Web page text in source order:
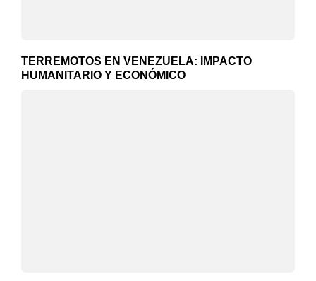
TERREMOTOS EN VENEZUELA: IMPACTO
HUMANITARIO Y ECONÓMICO